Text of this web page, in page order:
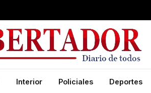
Interior Policiales Deportes